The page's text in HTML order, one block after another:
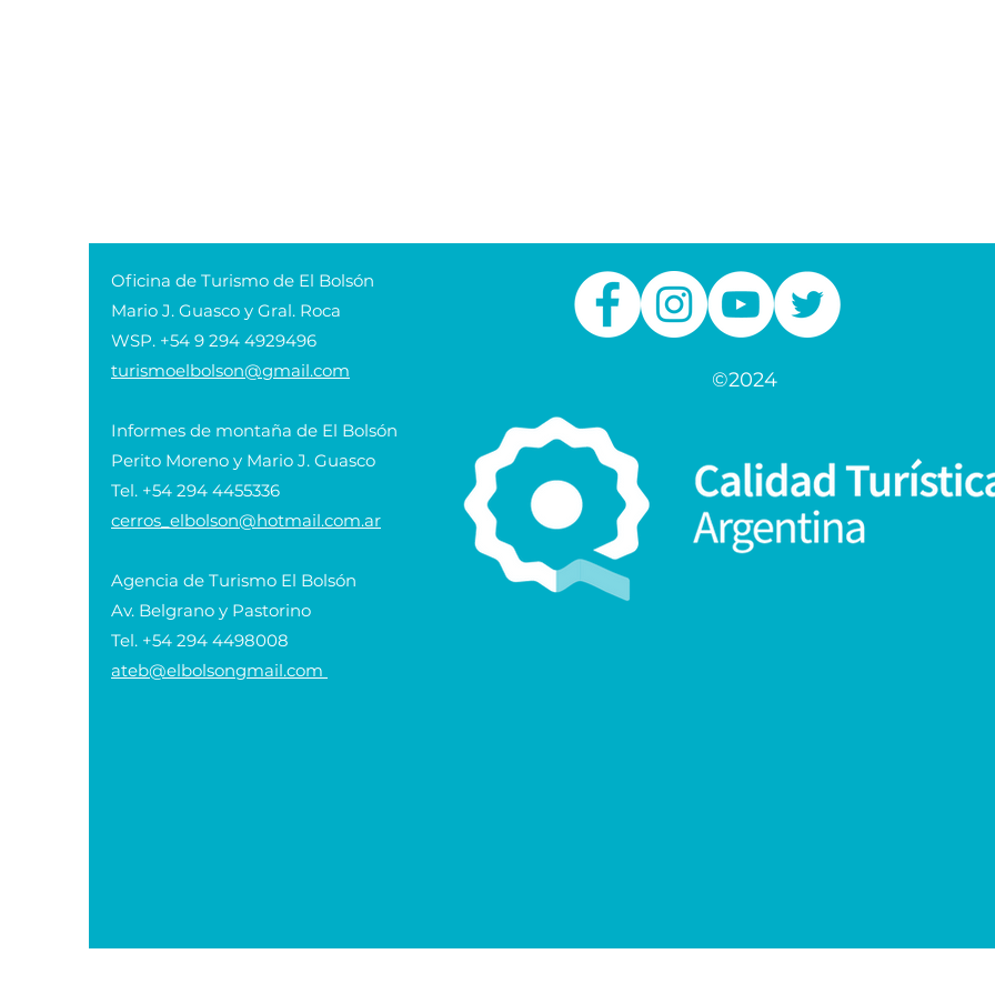
Oficina de Turismo de El Bolsón
Mario J. Guasco y Gral. Roca
WSP. +54 9 294 4929496
turismoelbolson@gmail.com
Informes de montaña de El Bolsón
Perito Moreno y Mario J. Guasco
Tel. +54 294 4455336
cerros_elbolson@hotmail.com.ar
Agencia de Turismo El Bolsón
Av. Belgrano y Pastorino
Tel. +54 294 4498008
ateb@elbolsongmail.com
©2024